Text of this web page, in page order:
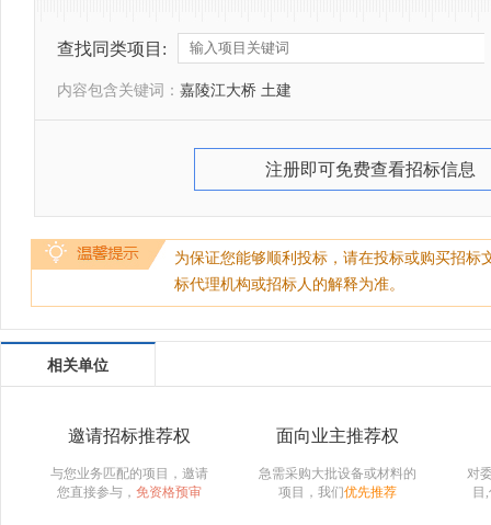
查找同类项目:
内容包含关键词： 嘉陵江大桥 土建
注册即可免费查看招标信息
为保证您能够顺利投标，请在投标或购买招
标代理机构或招标人的解释为准。
相关单位
邀请招标推荐权
与您业务匹配的项目，邀请
您直接参与， 免资格预审
面向业主推荐权
急需采购大批设备或材料的
项目，我们优先推荐
对
目